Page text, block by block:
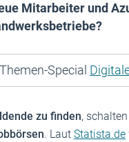
Mitarbeiter und
Special
zu finden,
. Laut Statista.de